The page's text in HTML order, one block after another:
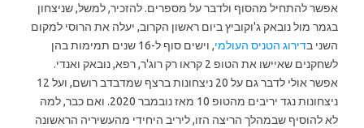
אפשר להתחיל מהסוף ולדבר על מספרים. להזכיר, למשל, שניצחון
בגמר מול נובאק ג'וקוביץ ביום ראשון הקרוב, יעלה את הרוסי למקום
השני בדירוג הטניס העולמי
, וישים סוף ל-16 שנים תמימות בהן
לשחקנים שאיישו את הטופ 2 קראו רק רוג'ר, רפא, נובאק ואנדי.
אפשר אולי לדבר גם על 20 ניצחונות ברצף שמדבדב רושם, ועל 12
ניצחונות נגד יריבים מהטופ 10 מאז נובמבר 2020. ואם כבר, למה
לא להוסיף שבמהלך הריצה הזו, ליריב היחידי מהעשיריה הראשונה